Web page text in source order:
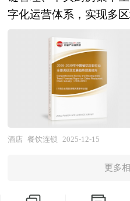
城市。 本报告由中研普
局、国家海关总署、国
务院发展研究中心、研
行业研究网、全国及海
信息等公布和提供的大
行业发展情况、发展趋
了分析，对我国研学旅
京、广东等地主要研学
料，对中国国家 “十四五
势、进出口等进行了深
度假村行业发展状况和
假村行业将面临的挑战
争格局。报告还对“十四
发展动向和趋势作了详
行业进行了趋向研判，
态，把握企业定位和发
研判，是快餐生产企业
位准确了解目前快餐行
和发展方向不可多得的精
等背景进行了分析，并
将面临的挑战。报告还
并重组案例分析，并对
进行了趋向研判，本报
和兼并重组事件进行监
星级酒店相关企业、科
确了解目前星级酒店行
2030年版星级酒店行业
包入驻、集体配餐与团
承包入驻模式虽为主流
通过整合社会餐饮资源
层面，市场集中度显著
头依托供应链优势加速
餐饮、物业企业等跨界
给格局成型。与此同时
管趋严推高合规成本，
量导向，企业需在供应
解决方案场景化等方面
合与价值升级并行的黄
字化运营体系，实现多
纽，该行业不仅是满足
求的主力军，更是推动
提升产业组织化程度的
与消费升级的双重驱动
粗放式增长向精细化运
水平已成为衡量城市商
代"与数字化转型交织的
酒店 餐饮连锁 2025-12-15
更多